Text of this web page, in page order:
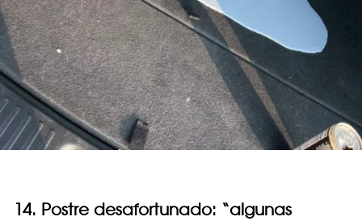
14. Postre desafortunado: “algunas